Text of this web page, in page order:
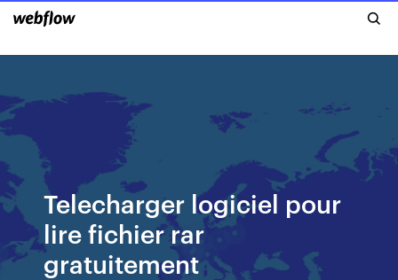
Telecharger logiciel pour
lire fichier rar
gratuitement